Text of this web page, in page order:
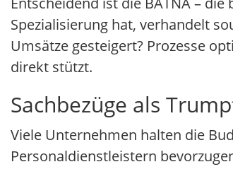
Spezialisierung hat, verhandelt
Umsätze gesteigert? Prozesse
direkt stützt.
Sachbezüge als
Viele Unternehmen halten die
Personaldienstleistern